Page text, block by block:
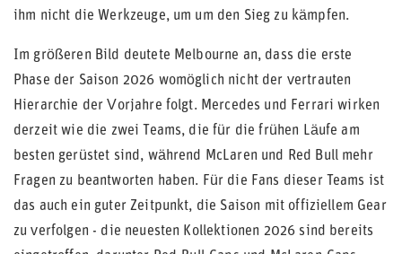
ihm nicht die Werkzeuge, um um den Sieg zu kämpfen.
Im größeren Bild deutete Melbourne an, dass die erste
Phase der Saison 2026 womöglich nicht der vertrauten
Hierarchie der Vorjahre folgt. Mercedes und Ferrari wirken
derzeit wie die zwei Teams, die für die frühen Läufe am
besten gerüstet sind, während McLaren und Red Bull mehr
Fragen zu beantworten haben. Für die Fans dieser Teams ist
das auch ein guter Zeitpunkt, die Saison mit offiziellem Gear
zu verfolgen - die neuesten Kollektionen 2026 sind bereits